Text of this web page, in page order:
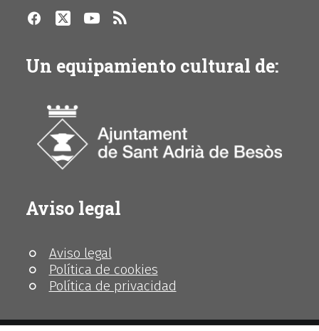
Un equipamiento cultural de:
Aviso legal
Aviso legal
Política de cookies
Política de privacidad